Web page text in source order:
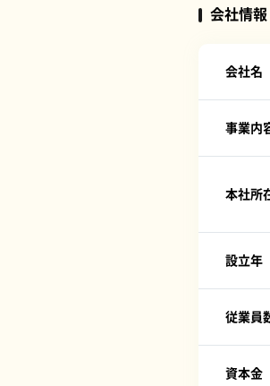
会社情報
会社名
事業内
本社所
設立年
従業員
資本金